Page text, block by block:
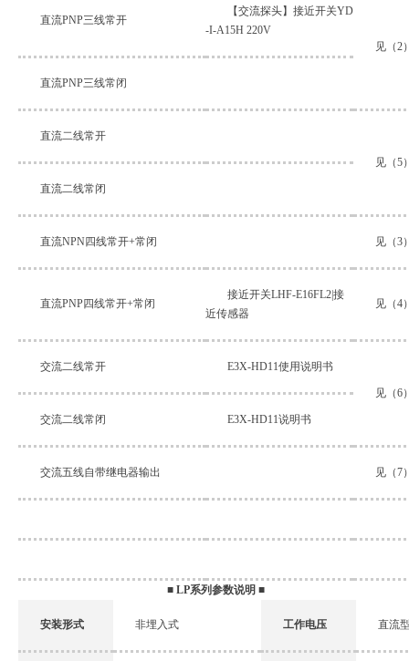
直流PNP三线常开
【交流探头】接近开关YD
-I-A15H 220V
见（2
直流PNP三线常闭
直流二线常开
见（5
直流二线常闭
直流NPN四线常开+常闭 见（3
直流PNP四线常开+常闭
接近开关LHF-E16FL2|接
近传感器
见（4
交流二线常开 E3X-HD11使用说明书
见（6
交流二线常闭 E3X-HD11说明书
交流五线自带继电器输出 见（7
■ LP系列参数说明 ■
安装形式 非埋入式 工作电压 直流